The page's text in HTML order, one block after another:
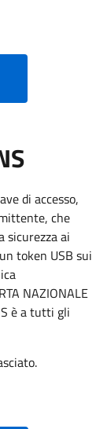
di accesso,
che
ai
token USB sui
NAZIONALE
è a tutti gli